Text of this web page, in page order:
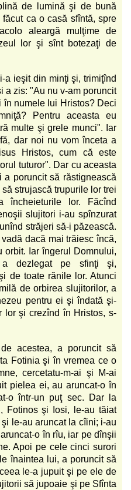
de lumină şi de bună
ca o casă sfîntă, spre
aleargă mulţime de
lor şi sînt botezaţi de
a ieşit din minţi şi, trimiţînd
a zis: "Au nu v-am poruncit
numele lui Hristos? Deci
Pentru aceasta eu
multe şi grele munci". Iar
dar noi nu vom înceta a
Hristos, cum că este
tuturor". Dar cu aceasta
poruncit să răstignească
strujască trupurile lor trei
lor. Făcînd
slujitori i-au spînzurat
străjeri să-i păzească.
dacă mai trăiesc încă,
orbit. Iar îngerul Domnului,
a dezlegat pe sfinţi şi,
de toate rănile lor. Atunci
de orbirea slujitorilor, a
pentru ei şi îndată şi-
lor şi crezînd în Hristos, s-
de acestea, a poruncit să
Fotinia şi în vremea ce o
cercetatu-m-ai şi M-ai
pielea ei, au aruncat-o în
o într-un puţ sec. Dar la
Fotinos şi Iosi, le-au tăiat
le-au aruncat la cîini; i-au
o în rîu, iar pe dînşii
Apoi pe cele cinci surori
înaintea lui, a poruncit să
le-a jupuit şi pe ele de
să jupoaie şi pe Sfînta